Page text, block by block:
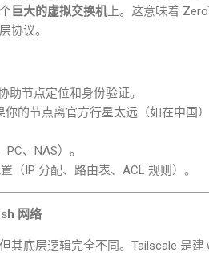
巨大的虚拟交换机上。这意味着
协议。
助节点定位和身份验证。
你的节点离官方行星太远（如在中国
PC、 NAS）。
（IP 分配、路由表、 ACL 规则）。
网络
其底层逻辑完全不同。 Tailscale 是建